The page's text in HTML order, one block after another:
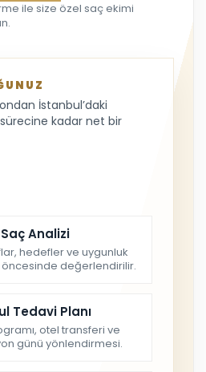
ile size özel saç ekimi
İstanbul’daki
kadar net bir
Analizi
hedefler ve uygunluk
değerlendirilir.
Tedavi Planı
otel transferi ve
günü yönlendirmesi.